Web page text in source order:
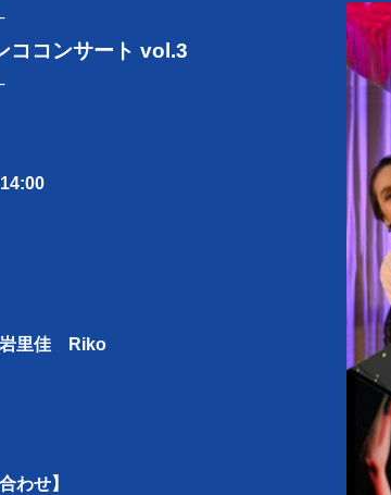
ココンサート vol.3
里佳 Riko
わせ】